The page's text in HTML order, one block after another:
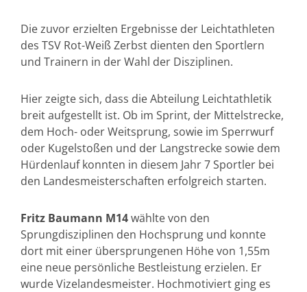
Die zuvor erzielten Ergebnisse der Leichtathleten
des TSV Rot-Weiß Zerbst dienten den Sportlern
und Trainern in der Wahl der Disziplinen.
Hier zeigte sich, dass die Abteilung Leichtathletik
breit aufgestellt ist. Ob im Sprint, der Mittelstrecke,
dem Hoch- oder Weitsprung, sowie im Sperrwurf
oder Kugelstoßen und der Langstrecke sowie dem
Hürdenlauf konnten in diesem Jahr 7 Sportler bei
den Landesmeisterschaften erfolgreich starten.
Fritz Baumann M14wählte von den
Sprungdisziplinen den Hochsprung und konnte
dort mit einer übersprungenen Höhe von 1,55m
eine neue persönliche Bestleistung erzielen. Er
wurde Vizelandesmeister. Hochmotiviert ging es